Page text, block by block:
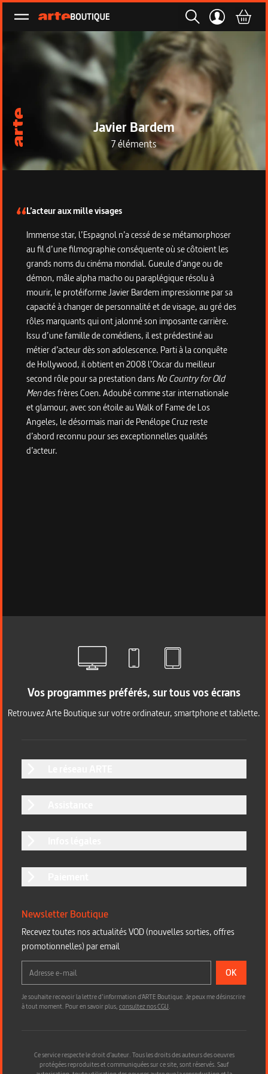
Ouvrir le menu
Javier Bardem
7 éléments
Description de la collection
L’acteur aux mille visages
Immense star, l’Espagnol n’a cessé de se métamorphoser
au fil d’une filmographie conséquente où se côtoient les
grands noms du cinéma mondial. Gueule d’ange ou de
démon, mâle alpha macho ou paraplégique résolu à
mourir, le protéiforme Javier Bardem impressionne par sa
capacité à changer de personnalité et de visage, au gré des
rôles marquants qui ont jalonné son imposante carrière.
Issu d’une famille de comédiens, il est prédestiné au
métier d’acteur dès son adolescence. Parti à la conquête
de Hollywood, il obtient en 2008 l’Oscar du meilleur
second rôle pour sa prestation dansNo Country for Old
Mendes frères Coen. Adoubé comme star internationale
et glamour, avec son étoile au Walk of Fame de Los
Angeles, le désormais mari de Penélope Cruz reste
d’abord reconnu pour ses exceptionnelles qualités
d’acteur.
Vos programmes préférés, sur tous vos écrans
Retrouvez Arte Boutique sur votre ordinateur, smartphone et tablette.
Newsletter Boutique
Recevez toutes nos actualités VOD (nouvelles sorties, offres
promotionnelles) par email
OK
Je souhaite recevoir la lettre d’information d'ARTE Boutique. Je peux me désinscrire
à tout moment. Pour en savoir plus,consultez nos CGU.
Ce service respecte le droit d’auteur. Tous les droits des auteurs des oeuvres
protégées reproduites et communiquées sur ce site, sont réservés. Sauf